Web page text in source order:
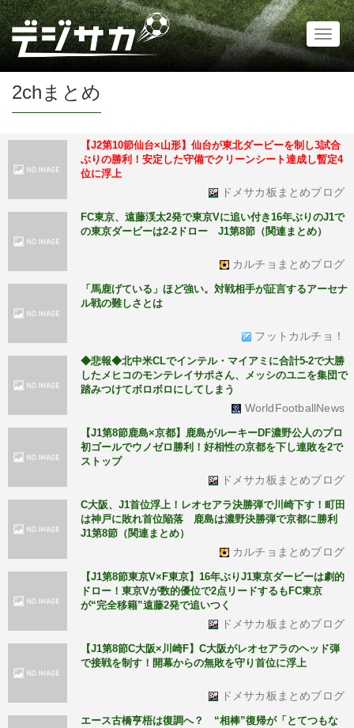
2chまとめ
【J2第10節仙台×山形】仙台が東北ダービーを制し3試合
ぶりの勝利！安定した守備でクリーンシート達成し暫定4
位に浮上
ドメサカ板まとめブログ
FC東京、遠藤渓太2発で東京Vに追い付き16年ぶりのJ1で
の東京ダービーは2-2ドロー J1第8節（関連まとめ）
カルチョまとめブログ
「馬鹿げている」ほど強い。対戦相手が証言するアーセナ
ル戦の難しさとは
フットカルチョ！
◆悲報◆北中米CLでインテル・マイアミに合計5-2で大勝
したメヒコのモンテレイサポさん、メッシのユニを集団で
踏みつけてボロボロにしてしまう
WorldFootballNews
【J1第8節鹿島×京都】鹿島がルーキーDF濃野公人のプロ
初ゴールでウノゼロ勝利！好相性の京都を下し連敗を2で
ストップ
ドメサカ板まとめブログ
C大阪、J1首位浮上！レオセアラ決勝弾で川崎下す！町田
は神戸に敗れ首位陥落 鹿島は濃野決勝弾で京都に勝利
J1第8節（関連まとめ）
カルチョまとめブログ
【J1第8節東京V×F東京】16年ぶりJ1東京ダービーは劇的
ドロー！東京Vが数的優位で2点リードするもFC東京
が“完全移籍”遠藤2発で追いつく
ドメサカ板まとめブログ
【J1第8節C大阪×川崎F】C大阪がレオセアラのヘッド弾
で接戦を制す！開幕からの無敗を守り首位に浮上
ドメサカ板まとめブログ
エース古橋亨梧は復調へ？ “相棒”復帰が「とてつもな